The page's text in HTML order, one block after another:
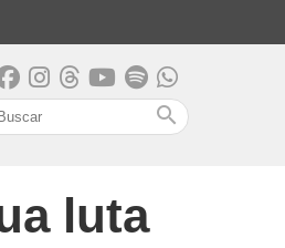
search
luta